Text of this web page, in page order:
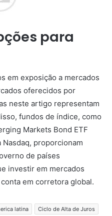
para
em exposição a mercados
oferecidos por
neste artigo representam
fundos de índice, como
Markets Bond ETF
Nasdaq, proporcionam
de países
investir em mercados
em corretora global.
latina
Ciclo de Alta de Juros